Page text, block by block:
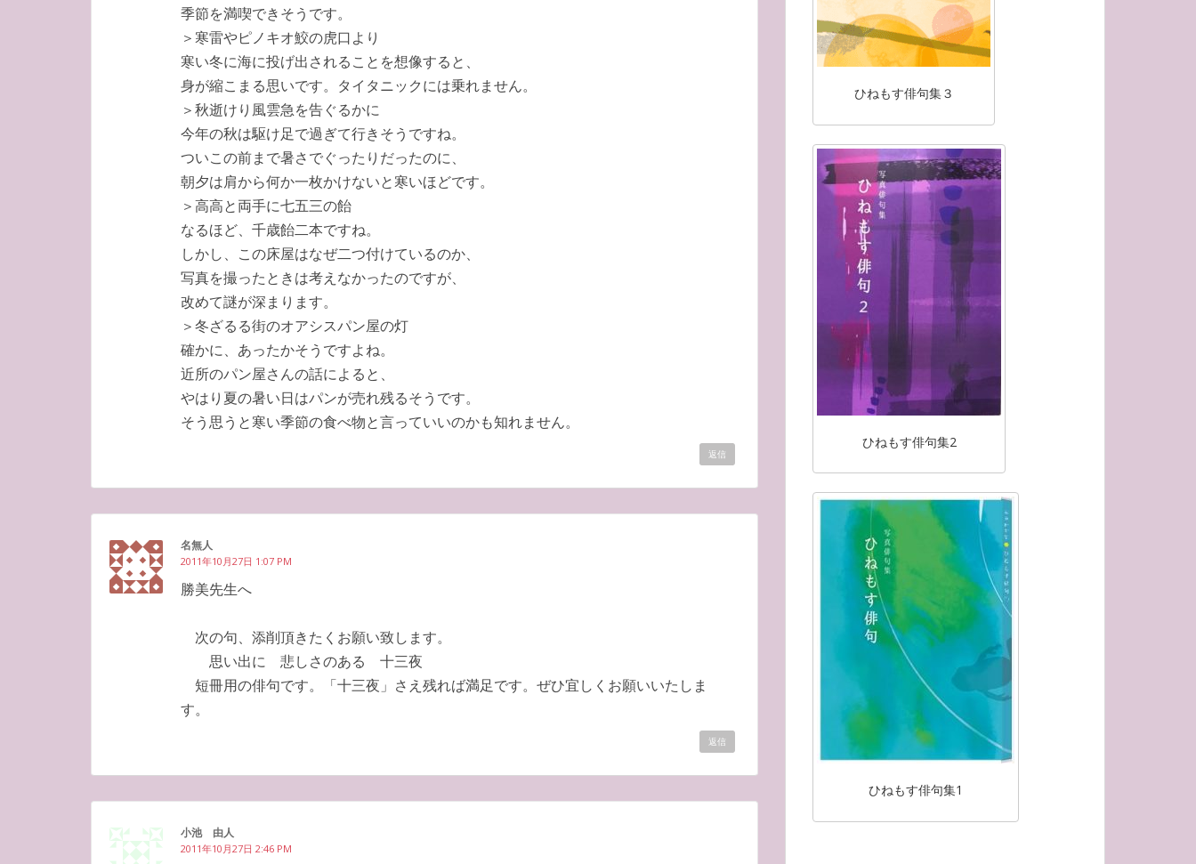
季節を満喫できそうです。
＞寒雷やピノキオ鮫の虎口より
寒い冬に海に投げ出されることを想像すると、
身が縮こまる思いです。タイタニックには乗れません。
＞秋逝けり風雲急を告ぐるかに
今年の秋は駆け足で過ぎて行きそうですね。
ついこの前まで暑さでぐったりだったのに、
朝夕は肩から何か一枚かけないと寒いほどです。
＞高高と両手に七五三の飴
なるほど、千歳飴二本ですね。
しかし、この床屋はなぜ二つ付けているのか、
写真を撮ったときは考えなかったのですが、
改めて謎が深まります。
＞冬ざるる街のオアシスパン屋の灯
確かに、あったかそうですよね。
近所のパン屋さんの話によると、
やはり夏の暑い日はパンが売れ残るそうです。
そう思うと寒い季節の食べ物と言っていいのかも知れません。
返信
名無人
2011年10月27日 1:07 PM
勝美先生へ
次の句、添削頂きたくお願い致します。
思い出に 悲しさのある 十三夜
短冊用の俳句です。「十三夜」さえ残れば満足です。ぜひ宜しくお願いいたしま
す。
返信
小池 由人
2011年10月27日 2:46 PM
ひねもす俳句集３
ひねもす俳句集2
ひねもす俳句集1